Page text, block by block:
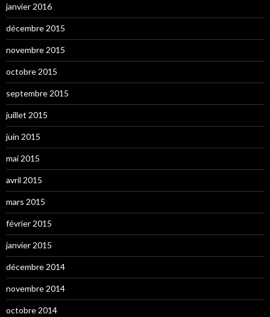
janvier 2016
décembre 2015
novembre 2015
octobre 2015
septembre 2015
juillet 2015
juin 2015
mai 2015
avril 2015
mars 2015
février 2015
janvier 2015
décembre 2014
novembre 2014
octobre 2014